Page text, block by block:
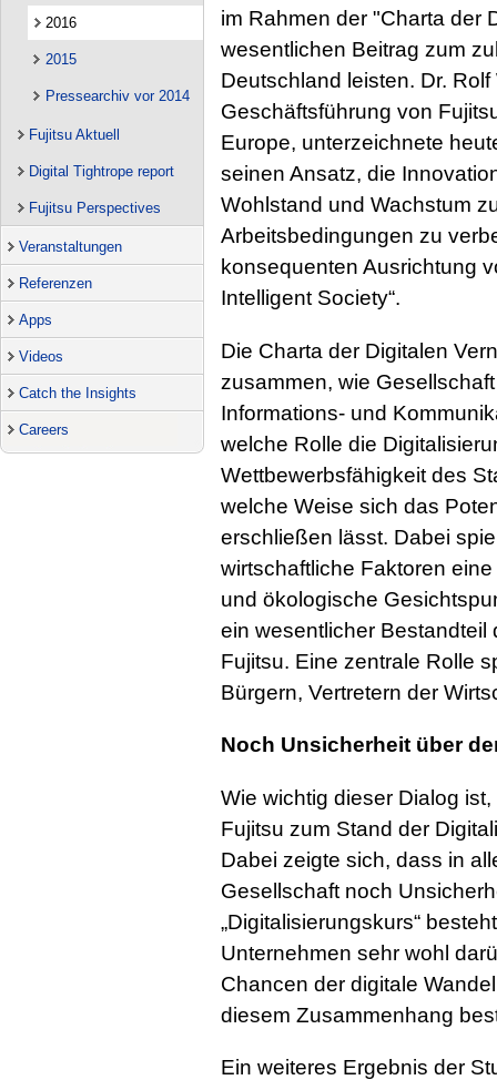
2016
2015
Pressearchiv vor 2014
Fujitsu Aktuell
Digital Tightrope report
Fujitsu Perspectives
Veranstaltungen
Referenzen
Apps
Videos
Catch the Insights
Careers
im Rahmen der "Charta der
wesentlichen Beitrag zum
Deutschland leisten. Dr.
Geschäftsführung von
Europe, unterzeichnete
seinen Ansatz, die
Wohlstand und Wachstum
Arbeitsbedingungen zu
konsequenten Ausrichtung
Intelligent Society“.
Die Charta der Digitalen
zusammen, wie
Informations- und
welche Rolle die
Wettbewerbsfähigkeit des
welche Weise sich das
erschließen lässt. Dabei
wirtschaftliche Faktoren
und ökologische
ein wesentlicher
Fujitsu. Eine zentrale Rolle
Bürgern, Vertretern der
Noch Unsicherheit über
Wie wichtig dieser Dialog
Fujitsu zum Stand der
Dabei zeigte sich, dass in
Gesellschaft noch
„Digitalisierungskurs“
Unternehmen sehr wohl
Chancen der digitale
diesem Zusammenhang
Ein weiteres Ergebnis der